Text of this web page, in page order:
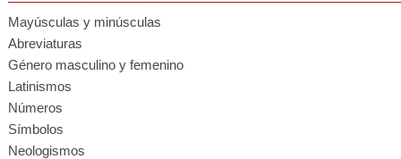
Mayúsculas y minúsculas
Abreviaturas
Género masculino y femenino
Latinismos
Números
Símbolos
Neologismos